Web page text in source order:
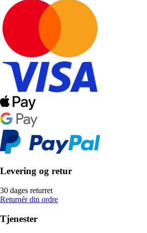
Levering og retur
30 dages returret
Returnér din ordre
Tjenester